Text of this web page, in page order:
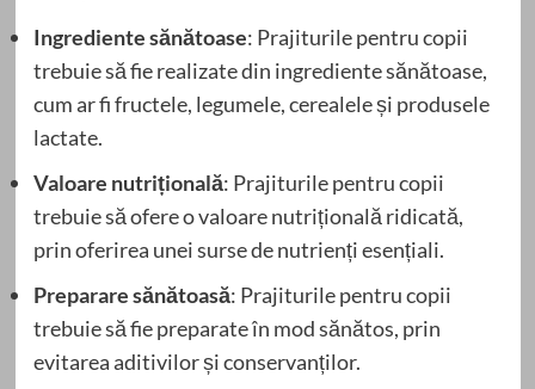
Ingrediente sănătoase: Prajiturile pentru copii
trebuie să fie realizate din ingrediente sănătoase,
cum ar fi fructele, legumele, cerealele și produsele
lactate.
Valoare nutrițională: Prajiturile pentru copii
trebuie să ofere o valoare nutrițională ridicată,
prin oferirea unei surse de nutrienți esențiali.
Preparare sănătoasă: Prajiturile pentru copii
trebuie să fie preparate în mod sănătos, prin
evitarea aditivilor și conservanților.